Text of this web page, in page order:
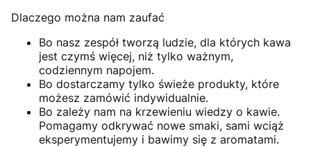
Dlaczego można nam zaufać
Bo nasz zespół tworzą ludzie, dla których kawa
jest czymś więcej, niż tylko ważnym,
codziennym napojem.
Bo dostarczamy tylko świeże produkty, które
możesz zamówić indywidualnie.
Bo zależy nam na krzewieniu wiedzy o kawie.
Pomagamy odkrywać nowe smaki, sami wciąż
eksperymentujemy i bawimy się z aromatami.